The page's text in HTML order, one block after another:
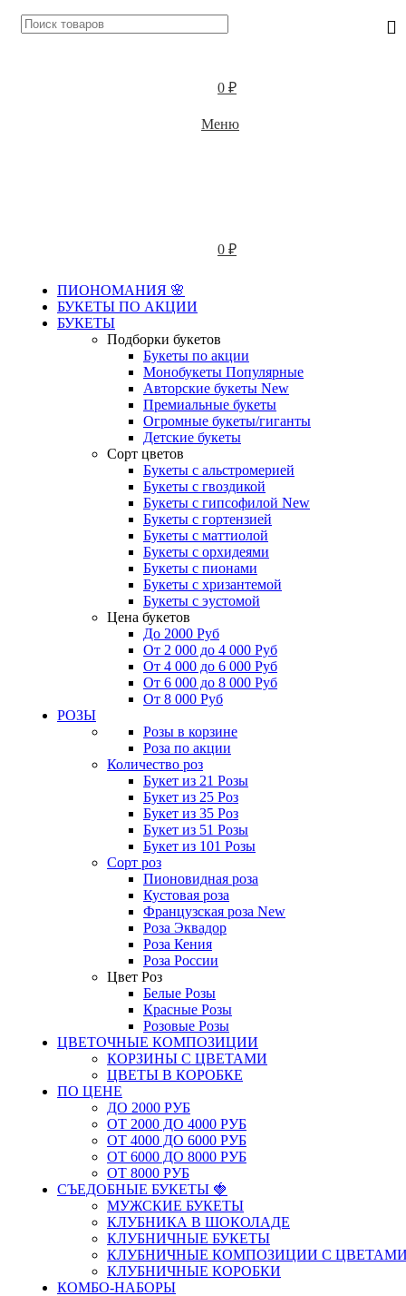
0 ₽
Меню
0 ₽
ПИОНОМАНИЯ 🌸
БУКЕТЫ ПО АКЦИИ
БУКЕТЫ
Подборки букетов
Букеты по акции
Монобукеты Популярные
Авторские букеты New
Премиальные букеты
Огромные букеты/гиганты
Детские букеты
Сорт цветов
Букеты с альстромерией
Букеты с гвоздикой
Букеты с гипсофилой New
Букеты с гортензией
Букеты с маттиолой
Букеты с орхидеями
Букеты с пионами
Букеты с хризантемой
Букеты с эустомой
Цена букетов
До 2000 Руб
От 2 000 до 4 000 Руб
От 4 000 до 6 000 Руб
От 6 000 до 8 000 Руб
От 8 000 Руб
РОЗЫ
Розы в корзине
Роза по акции
Количество роз
Букет из 21 Розы
Букет из 25 Роз
Букет из 35 Роз
Букет из 51 Розы
Букет из 101 Розы
Сорт роз
Пионовидная роза
Кустовая роза
Французская роза New
Роза Эквадор
Роза Кения
Роза России
Цвет Роз
Белые Розы
Красные Розы
Розовые Розы
ЦВЕТОЧНЫЕ КОМПОЗИЦИИ
КОРЗИНЫ С ЦВЕТАМИ
ЦВЕТЫ В КОРОБКЕ
ПО ЦЕНЕ
ДО 2000 РУБ
ОТ 2000 ДО 4000 РУБ
ОТ 4000 ДО 6000 РУБ
ОТ 6000 ДО 8000 РУБ
ОТ 8000 РУБ
СЪЕДОБНЫЕ БУКЕТЫ 🍓
МУЖСКИЕ БУКЕТЫ
КЛУБНИКА В ШОКОЛАДЕ
КЛУБНИЧНЫЕ БУКЕТЫ
КЛУБНИЧНЫЕ КОМПОЗИЦИИ С
КЛУБНИЧНЫЕ КОРОБКИ
КОМБО-НАБОРЫ